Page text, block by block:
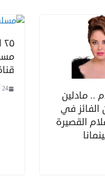
.. مادلين
الفائز في
القصيرة
24 أغسطس، 2020